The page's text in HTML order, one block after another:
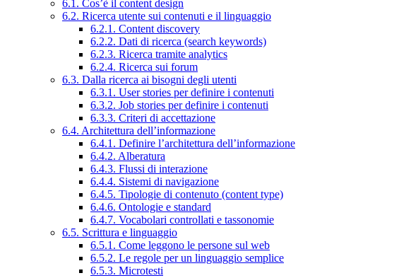
6.1. Cos’è il content design
6.2. Ricerca utente sui contenuti e il linguaggio
6.2.1. Content discovery
6.2.2. Dati di ricerca (search keywords)
6.2.3. Ricerca tramite analytics
6.2.4. Ricerca sui forum
6.3. Dalla ricerca ai bisogni degli utenti
6.3.1. User stories per definire i contenuti
6.3.2. Job stories per definire i contenuti
6.3.3. Criteri di accettazione
6.4. Architettura dell’informazione
6.4.1. Definire l’architettura dell’informazione
6.4.2. Alberatura
6.4.3. Flussi di interazione
6.4.4. Sistemi di navigazione
6.4.5. Tipologie di contenuto (content type)
6.4.6. Ontologie e standard
6.4.7. Vocabolari controllati e tassonomie
6.5. Scrittura e linguaggio
6.5.1. Come leggono le persone sul web
6.5.2. Le regole per un linguaggio semplice
6.5.3. Microtesti